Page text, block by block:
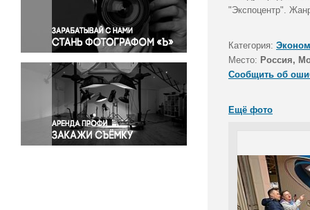
Правосудие
Происшествия и конфликты
Религия
Светская жизнь
Спорт
Экология
Экономика и бизнес
"Экспоцентр".
Категория:
Место: Россия,
Сообщить об
Ещё фото